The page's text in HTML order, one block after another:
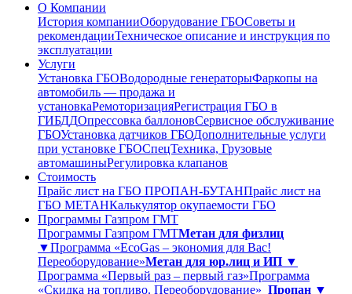
О Компании
История компанииОборудование ГБОСоветы и
рекомендацииТехническое описание и инструкция по
эксплуатации
Услуги
Установка ГБОВодородные генераторыФаркопы на
автомобиль — продажа и
установкаРемоторизацияРегистрация ГБО в
ГИБДДОпрессовка баллоновСервисное обслуживание
ГБОУстановка датчиков ГБОДополнительные услуги
при установке ГБОСпецТехника, Грузовые
автомашиныРегулировка клапанов
Стоимость
Прайс лист на ГБО ПРОПАН-БУТАНПрайс лист на
ГБО МЕТАНКалькулятор окупаемости ГБО
Программы Газпром ГМТ
Программы Газпром ГМТМетан для физлиц
▼Программа «EcoGas – экономия для Вас!
Переоборудование»Метан для юр.лиц и ИП ▼
Программа «Первый раз – первый газ»Программа
«Скидка на топливо. Переоборудование» Пропан ▼